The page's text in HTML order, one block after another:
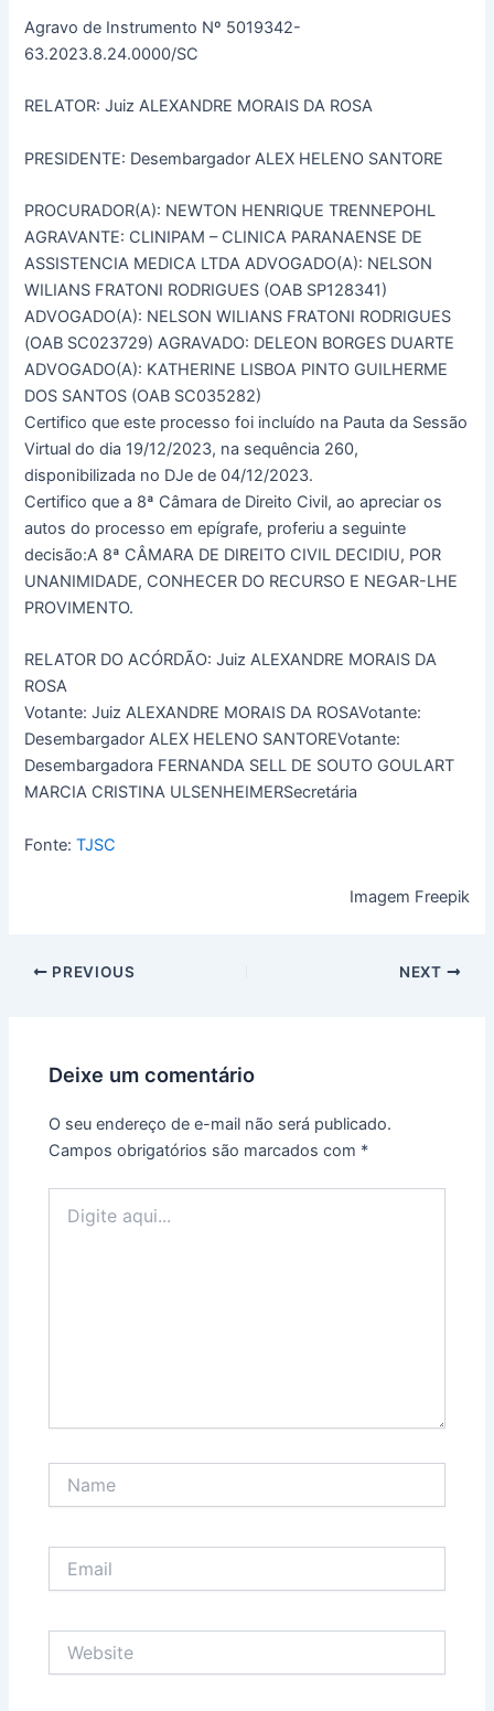
Agravo de Instrumento Nº 5019342-
63.2023.8.24.0000/SC
RELATOR: Juiz ALEXANDRE MORAIS DA ROSA
PRESIDENTE: Desembargador ALEX HELENO SANTORE
PROCURADOR(A): NEWTON HENRIQUE TRENNEPOHL
AGRAVANTE: CLINIPAM – CLINICA PARANAENSE DE
ASSISTENCIA MEDICA LTDA ADVOGADO(A): NELSON
WILIANS FRATONI RODRIGUES (OAB SP128341)
ADVOGADO(A): NELSON WILIANS FRATONI RODRIGUES
(OAB SC023729) AGRAVADO: DELEON BORGES DUARTE
ADVOGADO(A): KATHERINE LISBOA PINTO GUILHERME
DOS SANTOS (OAB SC035282)
Certifico que este processo foi incluído na Pauta da Sessão
Virtual do dia 19/12/2023, na sequência 260,
disponibilizada no DJe de 04/12/2023.
Certifico que a 8ª Câmara de Direito Civil, ao apreciar os
autos do processo em epígrafe, proferiu a seguinte
decisão:A 8ª CÂMARA DE DIREITO CIVIL DECIDIU, POR
UNANIMIDADE, CONHECER DO RECURSO E NEGAR-LHE
PROVIMENTO.
RELATOR DO ACÓRDÃO: Juiz ALEXANDRE MORAIS DA
ROSA
Votante: Juiz ALEXANDRE MORAIS DA ROSAVotante:
Desembargador ALEX HELENO SANTOREVotante:
Desembargadora FERNANDA SELL DE SOUTO GOULART
MARCIA CRISTINA ULSENHEIMERSecretária
Fonte:TJSC
Imagem Freepik
PREVIOUS NEXT
Deixe um comentário
O seu endereço de e-mail não será publicado.
Campos obrigatórios são marcados com *
aqui...